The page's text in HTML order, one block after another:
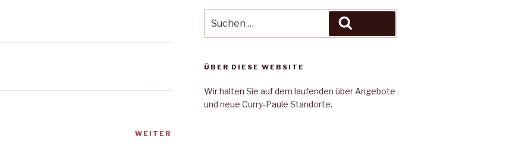
WEITER
nach:
ÜBER DIESE WEBSITE
Wir halten Sie auf dem laufenden über Angebote
und neue Curry-Paule Standorte.